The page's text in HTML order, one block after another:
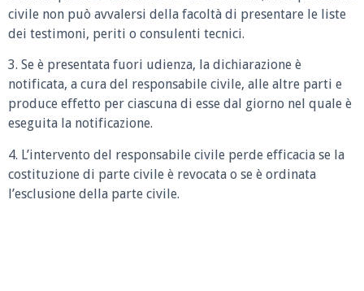
civile non può avvalersi della facoltà di presentare le liste
dei testimoni, periti o consulenti tecnici.
3. Se è presentata fuori udienza, la dichiarazione è
notificata, a cura del responsabile civile, alle altre parti e
produce effetto per ciascuna di esse dal giorno nel quale è
eseguita la notificazione.
4. L’intervento del responsabile civile perde efficacia se la
costituzione di parte civile è revocata o se è ordinata
l’esclusione della parte civile.